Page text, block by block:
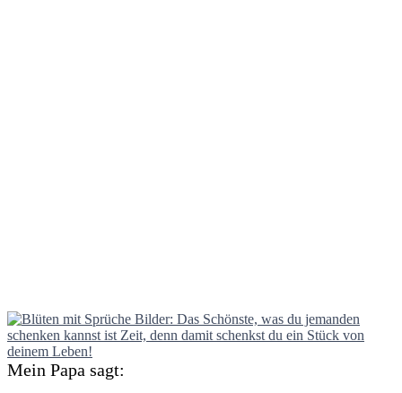
Mein Papa sagt: